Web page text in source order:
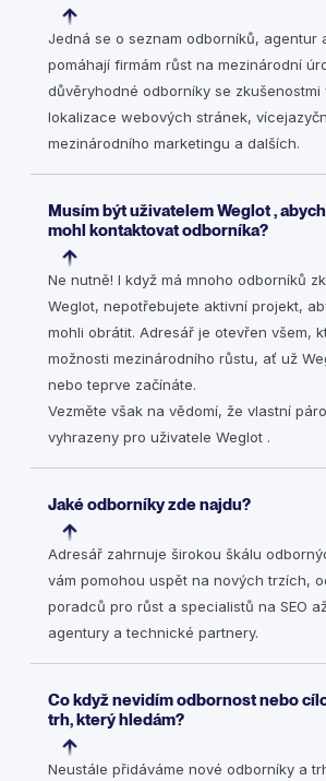
Jedná se o seznam odborníků, agentur
pomáhají firmám růst na mezinárodní
důvěryhodné odborníky se zkušenostmi
lokalizace webových stránek,
mezinárodního marketingu a dalších.
Musím být uživatelem Weglot , abych
mohl kontaktovat odborníka?
Ne nutně! I když má mnoho odborníků
Weglot, nepotřebujete aktivní projekt,
mohli obrátit. Adresář je otevřen všem,
možnosti mezinárodního růstu, ať už
nebo teprve začínáte.
Vezměte však na vědomí, že vlastní
vyhrazeny pro uživatele Weglot .
Jaké odborníky zde najdu?
Adresář zahrnuje širokou škálu
vám pomohou uspět na nových trzích,
poradců pro růst a specialistů na SEO
agentury a technické partnery.
Co když nevidím odbornost nebo
trh, který hledám?
Neustále přidáváme nové odborníky a